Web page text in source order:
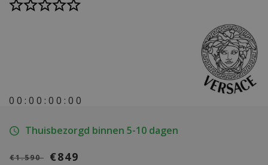
0 0 : 0 0 : 0 0 : 0 0
Thuisbezorgd binnen 5-10 dagen
€1.590 €849